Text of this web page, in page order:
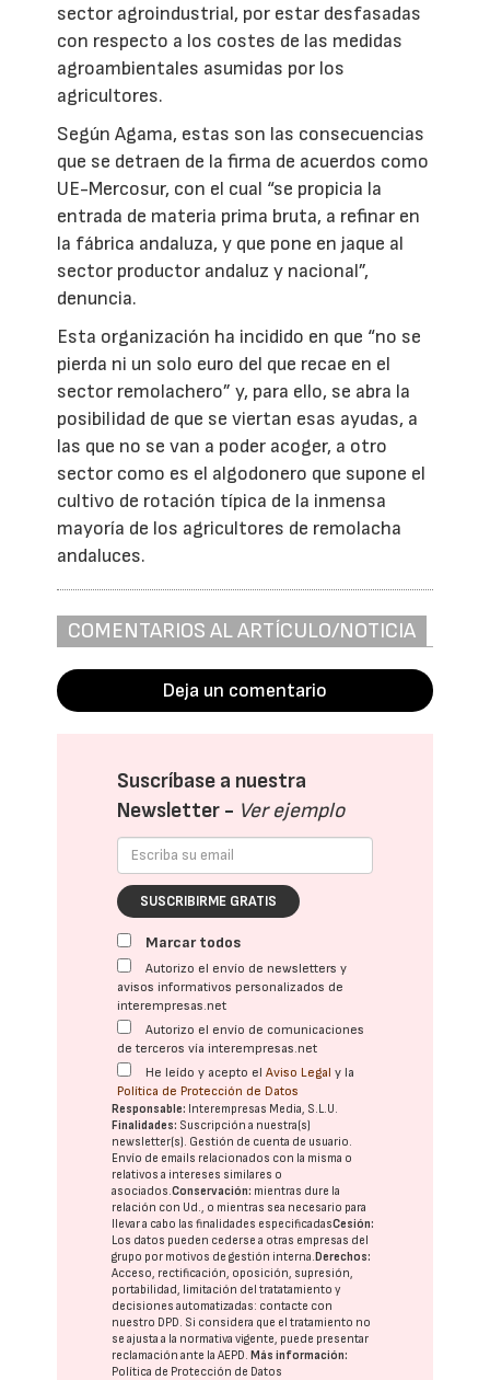
sector agroindustrial, por estar desfasadas
con respecto a los costes de las medidas
agroambientales asumidas por los
agricultores.
Según Agama, estas son las consecuencias
que se detraen de la firma de acuerdos como
UE-Mercosur, con el cual “se propicia la
entrada de materia prima bruta, a refinar en
la fábrica andaluza, y que pone en jaque al
sector productor andaluz y nacional”,
denuncia.
Esta organización ha incidido en que “no se
pierda ni un solo euro del que recae en el
sector remolachero” y, para ello, se abra la
posibilidad de que se viertan esas ayudas, a
las que no se van a poder acoger, a otro
sector como es el algodonero que supone el
cultivo de rotación típica de la inmensa
mayoría de los agricultores de remolacha
andaluces.
COMENTARIOS AL ARTÍCULO/NOTICIA
Deja un comentario
Suscríbase a nuestra
Newsletter - Ver ejemplo
SUSCRIBIRME GRATIS
Marcar todos
Autorizo el envío de newsletters y
avisos informativos personalizados de
interempresas.net
Autorizo el envío de comunicaciones
de terceros vía interempresas.net
He leído y acepto elAviso Legal y la
Política de Protección de Datos
Responsable: Interempresas Media, S.L.U.
Finalidades: Suscripción a nuestra(s)
newsletter(s). Gestión de cuenta de usuario.
Envío de emails relacionados con la misma o
relativos a intereses similares o
asociados.Conservación: mientras dure la
relación con Ud., o mientras sea necesario para
llevar a cabo las finalidades especificadasCesión:
Los datos pueden cederse a otras empresas del
grupo por motivos de gestión interna.Derechos:
Acceso, rectificación, oposición, supresión,
portabilidad, limitación del tratatamiento y
decisiones automatizadas: contacte con
nuestro DPD. Si considera que el tratamiento no
se ajusta a la normativa vigente, puede presentar
reclamación ante laAEPD.Más información:
Política de Protección de Datos